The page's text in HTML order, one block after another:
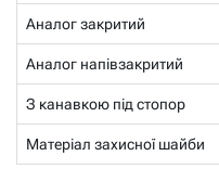
Аналог закритий
Аналог напівзакритий
З канавкою під стопор
Матеріал захисної шайби